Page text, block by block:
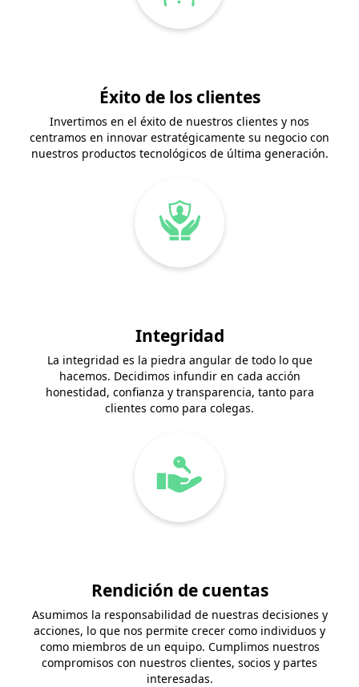
Éxito de los clientes
Invertimos en el éxito de nuestros clientes y nos
centramos en innovar estratégicamente su negocio con
nuestros productos tecnológicos de última generación.
Integridad
La integridad es la piedra angular de todo lo que
hacemos. Decidimos infundir en cada acción
honestidad, confianza y transparencia, tanto para
clientes como para colegas.
Rendición de cuentas
Asumimos la responsabilidad de nuestras decisiones y
acciones, lo que nos permite crecer como individuos y
como miembros de un equipo. Cumplimos nuestros
compromisos con nuestros clientes, socios y partes
interesadas.